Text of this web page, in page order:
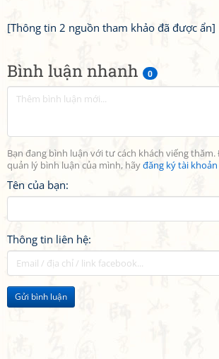
Bình luận nhanh 0
Bạn đang bình luận với tư cách khách viếng
quản lý bình luận của mình, hãyđăng ký tài khoản
Tên của bạn:
Thông tin liên hệ:
Gửi bình luận
[Thông tin 2 nguồn tham khảo đã được ẩn]